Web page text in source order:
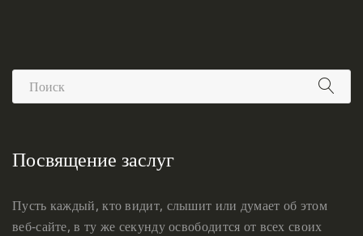
Посвящение заслуг
Пусть каждый, кто видит, слышит или думает об этом
веб-сайте, в ту же секунду освободится от всех своих